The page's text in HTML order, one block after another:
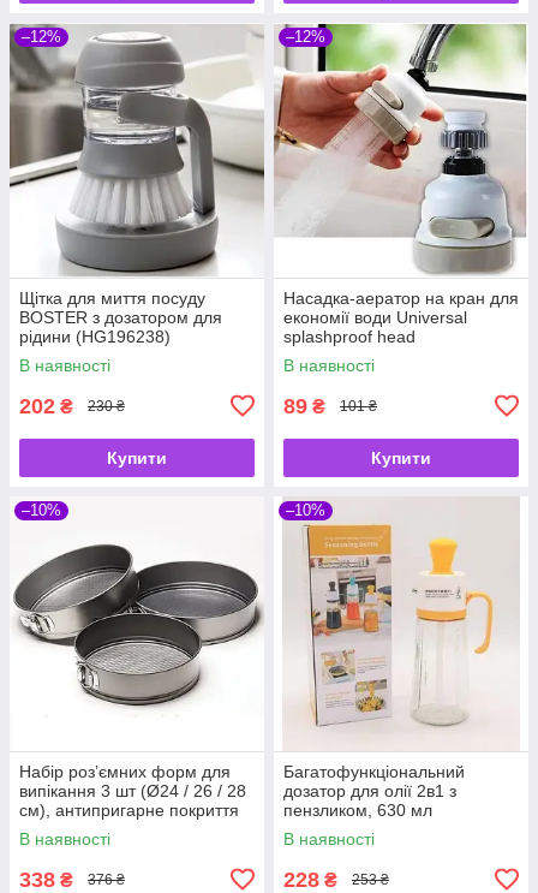
–12%
Щітка для миття посуду
BOSTER з дозатором для
рідини (HG196238)
В наявності
202 ₴ 230 ₴
Купити
–12%
Насадка-аератор на кран для
економії води Universal
splashproof head
В наявності
89 ₴ 101 ₴
Купити
–10%
Набір роз’ємних форм для
випікання 3 шт (Ø24 / 26 / 28
см), антипригарне покриття
В наявності
338 ₴ 376 ₴
–10%
Багатофункціональний
дозатор для олії 2в1 з
пензликом, 630 мл
(коричневий, жовтий,
зелений)
В наявності
228 ₴ 253 ₴